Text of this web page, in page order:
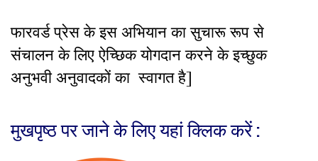
फारवर्ड प्रेस के इस अभियान का सुचारू रूप से
संचालन के लिए ऐच्छिक योगदान करने के इच्छुक
अनुभवी अनुवादकों का स्वागत है]
मुखपृष्ठ पर जाने के लिए यहां क्लिक करें :